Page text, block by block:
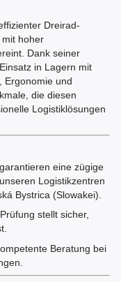
Dreirad-
mit hoher
Dank seiner
in Lagern mit
Ergonomie und
die diesen
Logistiklösungen
eine zügige
Logistikzentren
Bystrica (Slowakei).
stellt sicher,
Beratung bei